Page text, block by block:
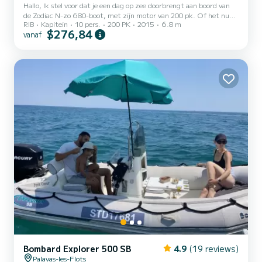
Hallo, Ik stel voor dat je een dag op zee doorbrengt aan boord van
de Zodiac N-zo 680-boot, met zijn motor van 200 pk. Of het nu
gaat om wandelingen, watersporten met uitrusting inbegrepen
(boei voor 2 personen , waterskiën, wakeboard), vissen. Met meer
RIB Kapitein 10 pers. 200 PK 2015 6.8 m
vanaf $276,84
Bombard Explorer 500 SB 4.9 (19 reviews)
Palavas-les-Flots